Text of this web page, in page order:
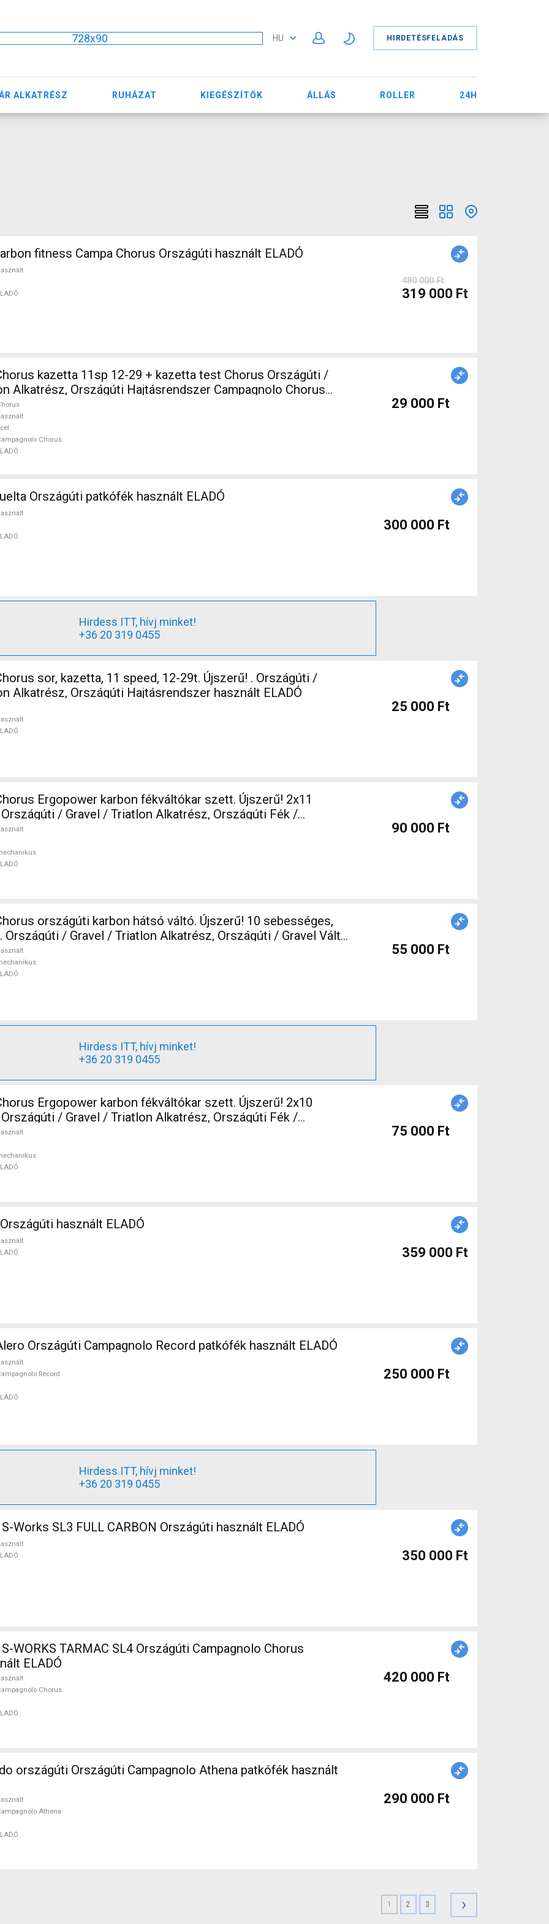
728x90 HU HIRDETÉSFELADÁS
ALKATRÉSZ RUHÁZAT KIEGÉSZÍTŐK ÁLLÁS ROLLER 24H
fitness Campa Chorus Országúti használt ELADÓ
480 000 Ft
319 000 Ft
kazetta 11sp 12-29 + kazetta test Chorus Országúti /
Alkatrész, Országúti Hajtásrendszer Campagnolo Chorus
Chorus
29 000 Ft
PINARELLO Vuelta Országúti patkófék használt ELADÓ
300 000 Ft
Hirdess ITT, hívj minket!
+36 20 319 0455
sor, kazetta, 11 speed, 12-29t. Újszerű! . Országúti /
Alkatrész, Országúti Hajtásrendszer használt ELADÓ
25 000 Ft
Ergopower karbon fékváltókar szett. Újszerű! 2x11
használt ELADÓ
90 000 Ft
országúti karbon hátsó váltó. Újszerű! 10 sebességes,
/ DI2 mechanikus használt ELADÓ
55 000 Ft
Hirdess ITT, hívj minket!
+36 20 319 0455
Ergopower karbon fékváltókar szett. Újszerű! 2x10
használt ELADÓ
75 000 Ft
SCAPIN Etika Országúti használt ELADÓ
359 000 Ft
Országúti Campagnolo Record patkófék használt ELADÓ
Record
250 000 Ft
Hirdess ITT, hívj minket!
+36 20 319 0455
Works SL3 FULL CARBON Országúti használt ELADÓ
350 000 Ft
SL4 Országúti Campagnolo Chorus
ELADÓ
Chorus
420 000 Ft
országúti Országúti Campagnolo Athena patkófék használt
Athena
290 000 Ft
1 2 3 ›